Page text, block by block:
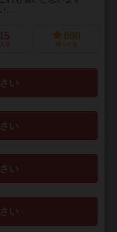
り
890
持ってる
い
い
い
い